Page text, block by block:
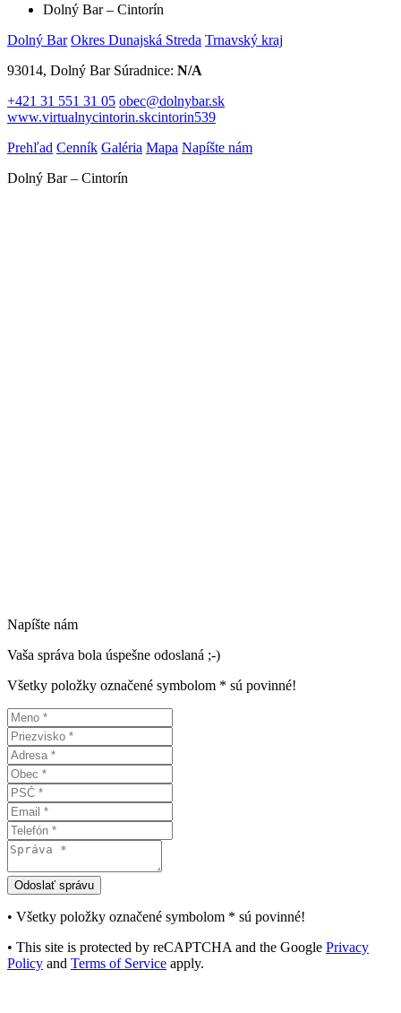
Dolný Bar – Cintorín
Dolný Bar Okres Dunajská Streda Trnavský kraj
93014, Dolný Bar Súradnice: N/A
+421 31 551 31 05 obec@dolnybar.sk
www.virtualnycintorin.skcintorin539
Prehľad Cenník Galéria Mapa Napíšte nám
Dolný Bar – Cintorín
Napíšte nám
Vaša správa bola úspešne odoslaná ;-)
Všetky položky označené symbolom * sú povinné!
• Všetky položky označené symbolom * sú povinné!
• This site is protected by reCAPTCHA and the Google Privacy
Policy and Terms of Service apply.